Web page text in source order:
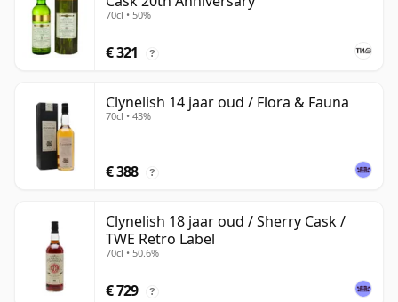
70cl • 50%
€ 321 ?
Clynelish 14 jaar oud / Flora & Fauna
70cl • 43%
€ 388 ?
Clynelish 18 jaar oud / Sherry Cask /
TWE Retro Label
70cl • 50.6%
€ 729 ?